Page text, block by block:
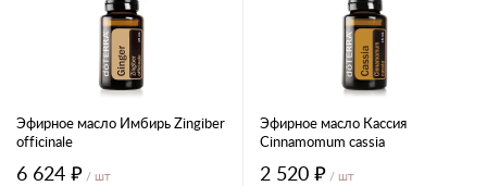
Эфирное масло Имбирь Zingiber
officinale
6 624 ₽ / шт
Эфирное масло Кассия
Cinnamomum cassia
2 520 ₽ / шт